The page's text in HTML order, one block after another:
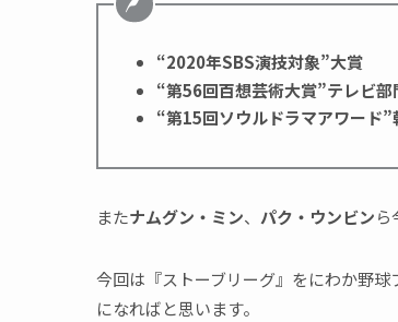
“2020年SBS演技対象”大賞
“第56回百想芸術大賞”テレビ部
“第15回ソウルドラマアワード
またナムグン・ミン、 パク・ウンビン
今回は『ストーブリーグ』をにわか野
になればと思います。